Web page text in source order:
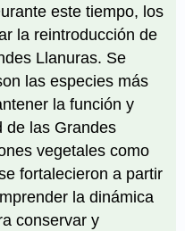
este tiempo, los
la reintroducción de
Llanuras. Se
las especies más
la función y
de las Grandes
vegetales como
fortalecieron a partir
la dinámica
conservar y